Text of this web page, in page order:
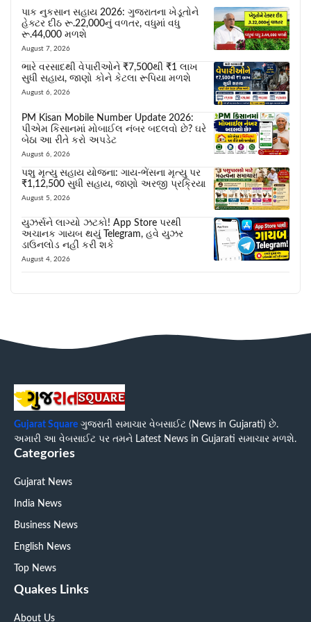
પાક નુકસાન સહાય 2026: ગુજરાતના ખેડૂતોને
હેક્ટર દીઠ રૂ.22,000નું વળતર, વધુમાં વધુ
રૂ.44,000 મળશે
August 7, 2026
ભારે વરસાદથી વેપારીઓને ₹7,500થી ₹1 લાખ
સુધી સહાય, જાણો કોને કેટલા રૂપિયા મળશે
August 6, 2026
PM Kisan Mobile Number Update 2026:
પીએમ કિસાનમાં મોબાઈલ નંબર બદલવો છે? ઘરે
બેઠા આ રીતે કરો અપડેટ
August 6, 2026
પશુ મૃત્યુ સહાય યોજના: ગાય-ભેંસના મૃત્યુ પર
₹1,12,500 સુધી સહાય, જાણો અરજી પ્રક્રિયા
August 5, 2026
યુઝર્સને લાગ્યો ઝટકો! App Store પરથી
અચાનક ગાયબ થયું Telegram, હવે યુઝર
ડાઉનલોડ નહીં કરી શકે
August 4, 2026
Gujarat Square ગુજરાતી સમાચાર વેબસાઈટ (News in Gujarati) છે.
અમારી આ વેબસાઈટ પર તમને Latest News in Gujarati સમાચાર મળશે.
Categories
Gujarat News
India News
Business News
English News
Top News
Quakes Links
About Us